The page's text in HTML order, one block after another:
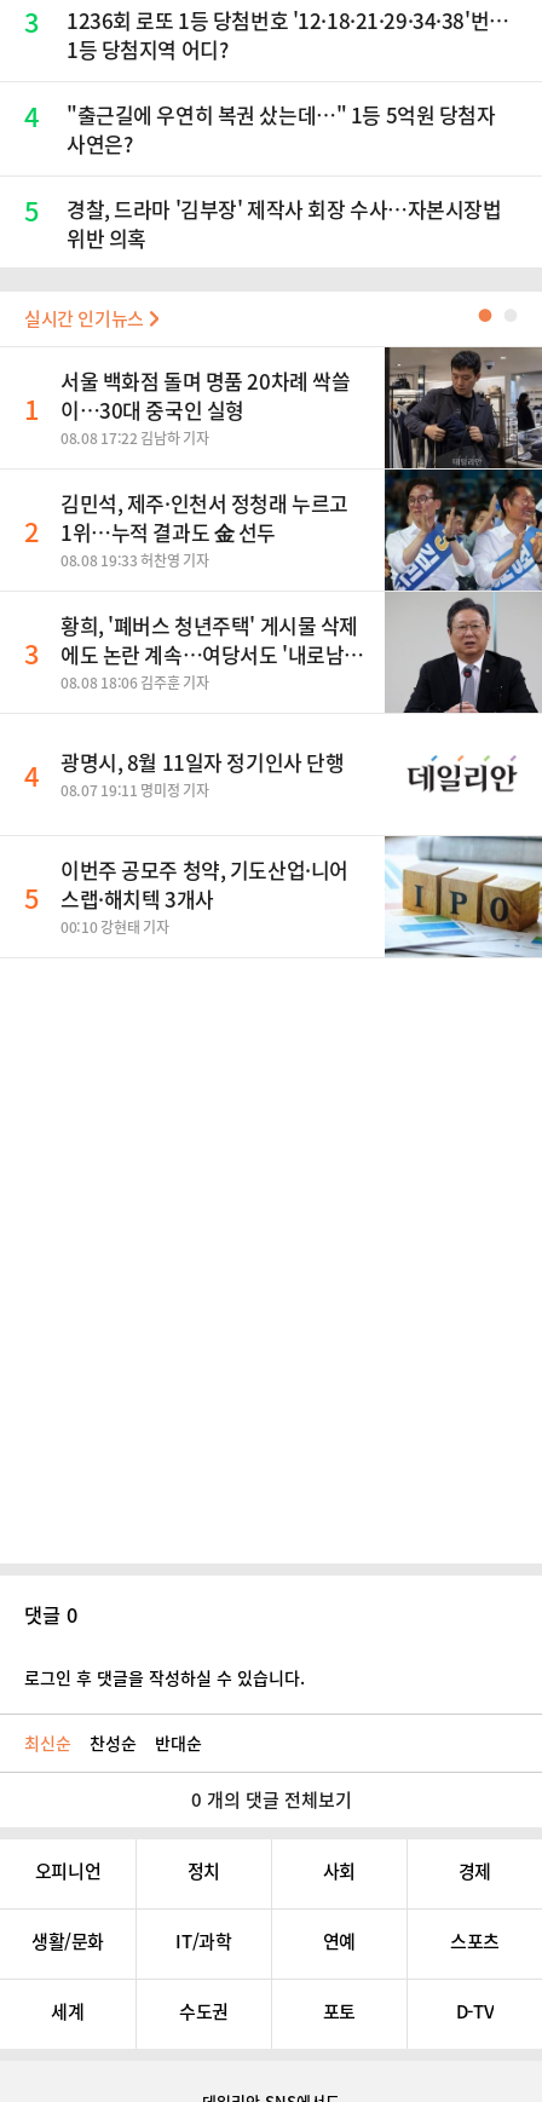
3
1236회 로또 1등 당첨번호 '12·18·21·29·34·38'번…
1등 당첨지역 어디?
4
"출근길에 우연히 복권 샀는데…" 1등 5억원 당첨자
사연은?
5
경찰, 드라마 '김부장' 제작사 회장 수사…자본시장법
위반 의혹
실시간 인기뉴스 ●
1
서울 백화점 돌며 명품 20차례 싹쓸
이…30대 중국인 실형
08.08 17:22 김남하 기자
2
김민석, 제주·인천서 정청래 누르고
1위…누적 결과도 金 선두
08.08 19:33 허찬영 기자
3
황희, '폐버스 청년주택' 게시물 삭제
에도 논란 계속…여당서도 '내로남
불' 비판
08.08 18:06 김주훈 기자
4 광명시, 8월 11일자 정기인사 단행
08.07 19:11 명미정 기자
5
이번주 공모주 청약, 기도산업·니어
스랩·해치텍 3개사
00:10 강현태 기자
댓글 0
로그인 후 댓글을 작성하실 수 있습니다.
최신순 찬성순 반대순
0 개의 댓글 전체보기
오피니언 정치 사회 경제
생활/문화 IT/과학 연예 스포츠
세계 수도권 포토 D-TV